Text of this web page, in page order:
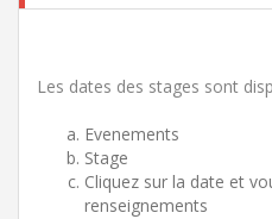
Les dates des stages sont
Evenements
Stage
Cliquez sur la date et
renseignements